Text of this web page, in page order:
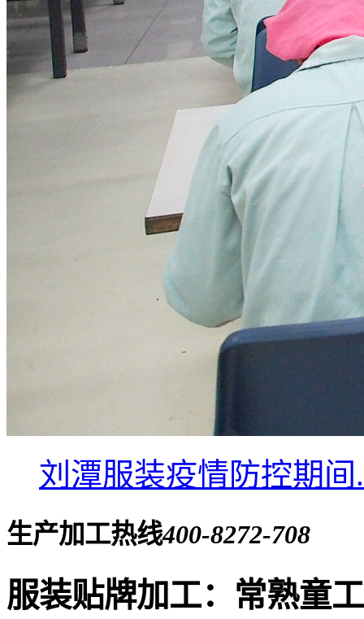
刘潭服装疫情防控期间
生产加工热线400-8272-708
服装贴牌加工：常熟童